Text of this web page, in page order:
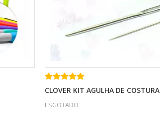
CLOVER KIT AGULHA DE
ESGOTADO